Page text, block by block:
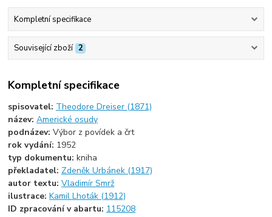
Kompletní specifikace
Související zboží 2
Kompletní specifikace
spisovatel: Theodore Dreiser (1871)
název:Americké osudy
podnázev:Výbor z povídek a črt
rok vydání: 1952
typ dokumentu:kniha
překladatel: Zdeněk Urbánek (1917)
autor textu:Vladimír Smrž
ilustrace:Kamil Lhoták (1912)
ID zpracování v abartu: 115208